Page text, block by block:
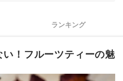
がブレンドされていない商品を選ぼう
め人気ランキング
作り方とは？
ランキング
！フルーツティーの魅